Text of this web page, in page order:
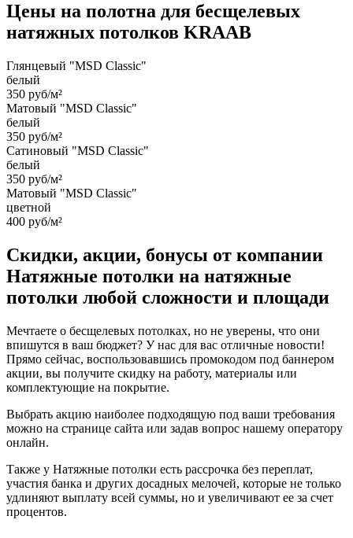
Цены на полотна для бесщелевых
натяжных потолков KRAAB
Глянцевый "MSD Classic"
белый
350 руб/м²
Матовый "MSD Classic"
белый
350 руб/м²
Сатиновый "MSD Classic"
белый
350 руб/м²
Матовый "MSD Classic"
цветной
400 руб/м²
Скидки, акции, бонусы от компании
Натяжные потолки на натяжные
потолки любой сложности и площади
Мечтаете о бесщелевых потолках, но не уверены, что они
впишутся в ваш бюджет? У нас для вас отличные новости!
Прямо сейчас, воспользовавшись промокодом под баннером
акции, вы получите скидку на работу, материалы или
комплектующие на покрытие.
Выбрать акцию наиболее подходящую под ваши требования
можно на странице сайта или задав вопрос нашему оператору
онлайн.
Также у Натяжные потолки есть рассрочка без переплат,
участия банка и других досадных мелочей, которые не только
удлиняют выплату всей суммы, но и увеличивают ее за счет
процентов.